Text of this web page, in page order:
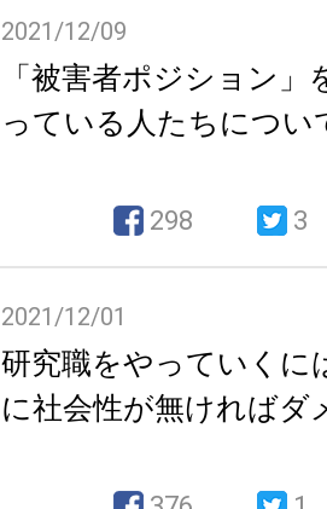
2021/12/09
「被害者ポジション
っている人たちについ
298 3
2021/12/01
研究職をやっていくに
に社会性が無ければダ